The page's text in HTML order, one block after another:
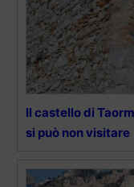
Il castello di
si può non visitare